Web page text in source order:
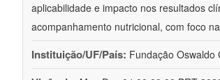
aplicabilidade e impacto nos resultados
acompanhamento nutricional, com foco
Instituição/UF/País: Fundação Oswaldo